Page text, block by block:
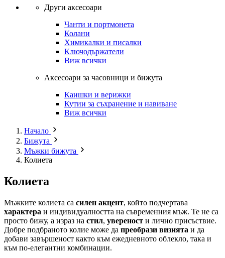
Други аксесоари
Чанти и портмонета
Колани
Химикалки и писалки
Ключодържатели
Виж всички
Аксесоари за часовници и бижута
Каишки и верижки
Кутии за съхранение и навиване
Виж всички
Начало
Бижута
Мъжки бижута
Колиета
Колиета
Мъжките колиета са силен акцент, който подчертава
характера и индивидуалността на съвременния мъж. Те не са
просто бижу, а израз на стил, увереност и лично присъствие.
Добре подбраното колие може да преобрази визията и да
добави завършеност както към ежедневното облекло, така и
към по-елегантни комбинации.